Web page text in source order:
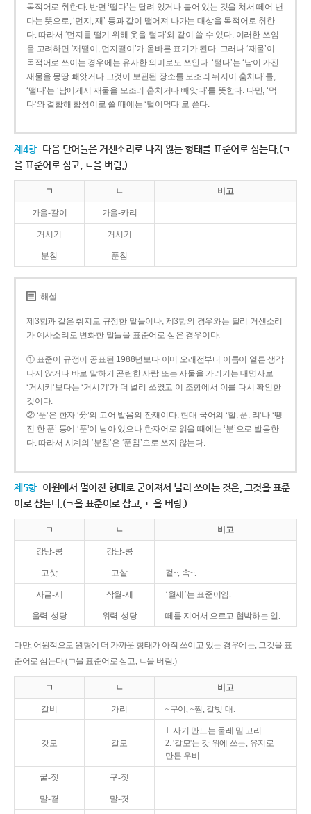
목적어로 취한다. 반면 ‘떨다’는 달려 있거나 붙어 있는 것을 쳐서 떼어 낸
다는 뜻으로, ‘먼지, 재’ 등과 같이 떨어져 나가는 대상을 목적어로 취한
다. 따라서 ‘먼지를 떨기 위해 옷을 털다’와 같이 쓸 수 있다. 이러한 쓰임
을 고려하면 ‘재떨이, 먼지떨이’가 올바른 표기가 된다. 그러나 ‘재물’이
목적어로 쓰이는 경우에는 유사한 의미로도 쓰인다. ‘털다’는 ‘남이 가진
재물을 몽땅 빼앗거나 그것이 보관된 장소를 모조리 뒤지어 훔치다’를,
‘떨다’는 ‘남에게서 재물을 모조리 훔치거나 빼앗다’를 뜻한다. 다만, ‘먹
다’와 결합해 합성어로 쓸 때에는 ‘털어먹다’로 쓴다.
제4항 다음 단어들은 거센소리로 나지 않는 형태를 표준어로 삼는다.(ㄱ
을 표준어로 삼고, ㄴ을 버림.)
ㄱ ㄴ 비고
가을-갈이 가을-카리
거시기 거시키
분침 푼침
해설
제3항과 같은 취지로 규정한 말들이나, 제3항의 경우와는 달리 거센소리
가 예사소리로 변화한 말들을 표준어로 삼은 경우이다.
① 표준어 규정이 공표된 1988년보다 이미 오래전부터 이름이 얼른 생각
나지 않거나 바로 말하기 곤란한 사람 또는 사물을 가리키는 대명사로
‘거시키’보다는 ‘거시기’가 더 널리 쓰였고 이 조항에서 이를 다시 확인한
것이다.
② ‘푼’은 한자 ‘分’의 고어 발음의 잔재이다. 현대 국어의 ‘할, 푼, 리’나 ‘땡
전 한 푼’ 등에 ‘푼’이 남아 있으나 한자어로 읽을 때에는 ‘분’으로 발음한
다. 따라서 시계의 ‘분침’은 ‘푼침’으로 쓰지 않는다.
제5항 어원에서 멀어진 형태로 굳어져서 널리 쓰이는 것은, 그것을 표준
어로 삼는다.(ㄱ을 표준어로 삼고, ㄴ을 버림.)
ㄱ ㄴ 비고
강낭-콩 강남-콩
고삿 고샅 겉~, 속~.
사글-세 삭월-세 ‘월세’는 표준어임.
울력-성당 위력-성당 떼를 지어서 으르고 협박하는 일.
다만, 어원적으로 원형에 더 가까운 형태가 아직 쓰이고 있는 경우에는, 그것을 표
준어로 삼는다.(ㄱ을 표준어로 삼고, ㄴ을 버림.)
ㄱ ㄴ 비고
갈비 가리 ~구이, ~찜, 갈빗-대.
갓모 갈모
1. 사기 만드는 물레 밑 고리.
2. '갈모'는 갓 위에 쓰는, 유지로
만든 우비.
굴-젓 구-젓
말-곁 말-겻